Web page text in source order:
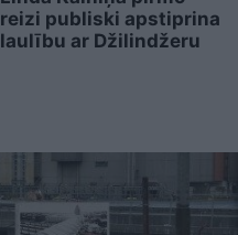
reizi publiski apstiprina
laulību ar Džilindžeru